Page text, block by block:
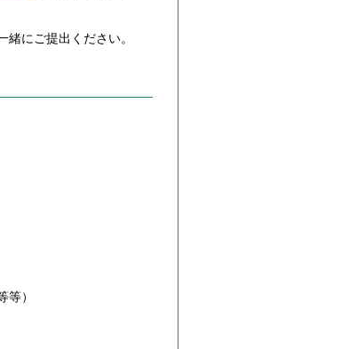
にご提出ください。
）